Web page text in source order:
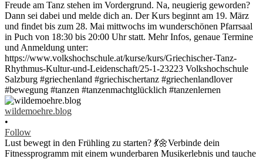
wildemoehre.blog
•
Follow
Lust bewegt in den Frühling zu starten? 💃🌼Verbinde dein
Fitnessprogramm mit einem wunderbaren Musikerlebnis und tauche